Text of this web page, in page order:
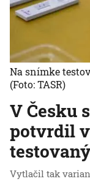
V Česku
potvrdil
Vytlačil tak
Na snímke
(Foto: TASR)